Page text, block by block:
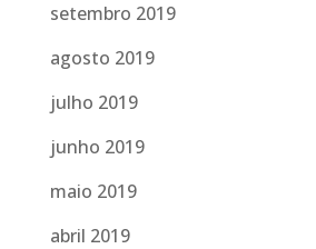
setembro 2019
agosto 2019
julho 2019
junho 2019
maio 2019
abril 2019